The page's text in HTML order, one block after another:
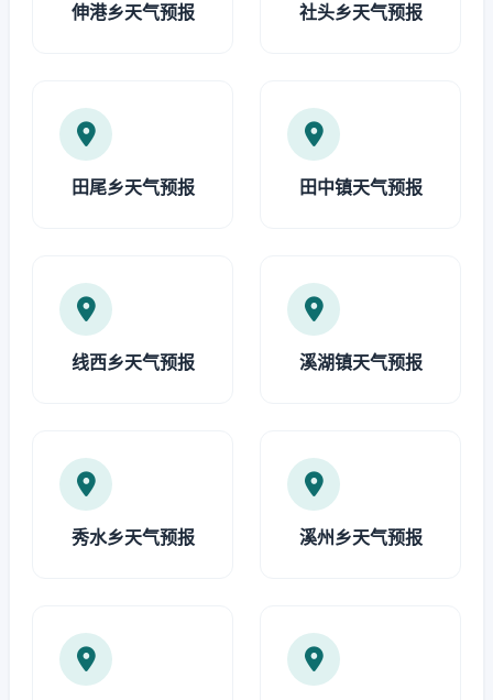
伸港乡天气预报 社头乡天气预报
田尾乡天气预报 田中镇天气预报
线西乡天气预报 溪湖镇天气预报
秀水乡天气预报 溪州乡天气预报